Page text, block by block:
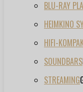
BLU-RAY
HEIMKINO
HIFI-
SOUNDBARS
STREAMING